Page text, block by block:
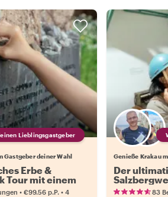
Lieblingsgastgeber
Gastgeber deiner Wahl
Erbe &
Tour mit einem
• €99.56 p.P. • 4
Genieße Krakau
Der
Auto
83